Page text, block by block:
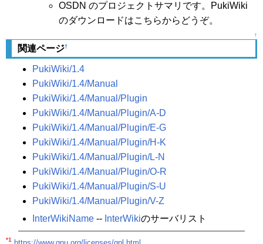
OSDN のプロジェクトサマリです。PukiWiki
のダウンロードはこちらからどうぞ。
↑
関連ページ†
PukiWiki/1.4
PukiWiki/1.4/Manual
PukiWiki/1.4/Manual/Plugin
PukiWiki/1.4/Manual/Plugin/A-D
PukiWiki/1.4/Manual/Plugin/E-G
PukiWiki/1.4/Manual/Plugin/H-K
PukiWiki/1.4/Manual/Plugin/L-N
PukiWiki/1.4/Manual/Plugin/O-R
PukiWiki/1.4/Manual/Plugin/S-U
PukiWiki/1.4/Manual/Plugin/V-Z
InterWikiName -- InterWikiのサーバリスト
*1